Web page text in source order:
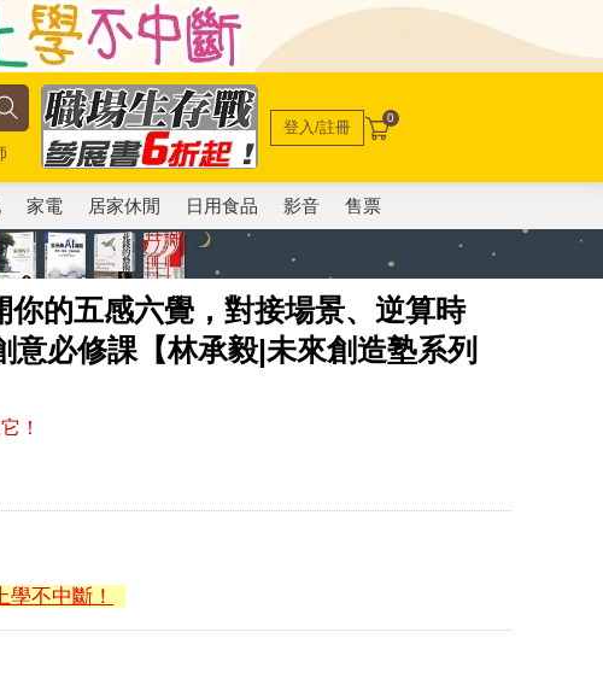
登入/註冊 0
家電 居家休閒 日用食品 影音 售票
你的五感六覺，對接場景、逆算時
意必修課【林承毅|未來創造塾系列
！
不中斷！